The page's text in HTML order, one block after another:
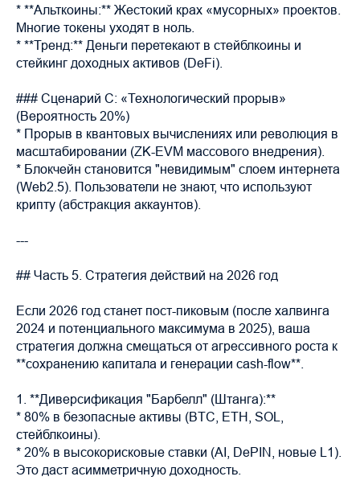
* **Альткоины:** Жестокий крах «мусорных» проектов.
Многие токены уходят в ноль.
* **Тренд:** Деньги перетекают в стейблкоины и
стейкинг доходных активов (DeFi).
### Сценарий C: «Технологический прорыв»
(Вероятность 20%)
* Прорыв в квантовых вычислениях или революция в
масштабировании (ZK-EVM массового внедрения).
* Блокчейн становится "невидимым" слоем интернета
(Web2.5). Пользователи не знают, что используют
крипту (абстракция аккаунтов).
---
## Часть 5. Стратегия действий на 2026 год
Если 2026 год станет пост-пиковым (после халвинга
2024 и потенциального максимума в 2025), ваша
стратегия должна смещаться от агрессивного роста к
**сохранению капитала и генерации cash-flow**.
1. **Диверсификация "Барбелл" (Штанга):**
* 80% в безопасные активы (BTC, ETH, SOL,
стейблкоины).
* 20% в высокорисковые ставки (AI, DePIN, новые L1).
Это даст асимметричную доходность.